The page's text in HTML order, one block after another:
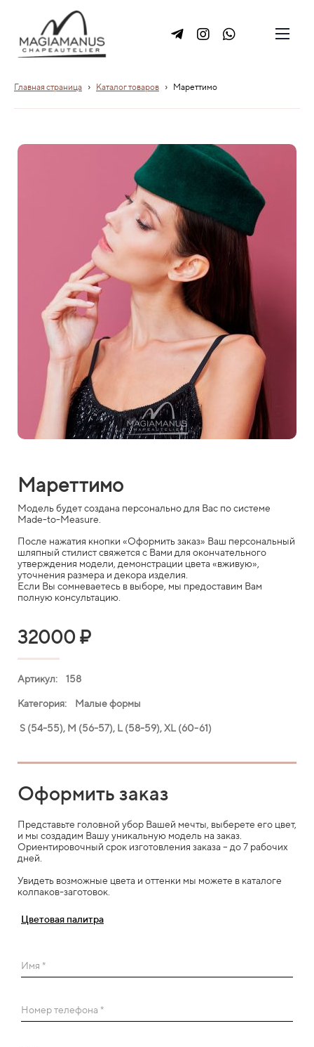
Главная страница › Каталог товаров › Мареттимо
Мареттимо
Модель будет создана персонально для Вас по системе
Made-to-Measure.
После нажатия кнопки «Оформить заказ» Ваш персональный
шляпный стилист свяжется с Вами для окончательного
утверждения модели, демонстрации цвета «вживую»,
уточнения размера и декора изделия.
Если Вы сомневаетесь в выборе, мы предоставим Вам
полную консультацию.
32000₽
Артикул: 158
Категория: Малые формы
S (54-55), M (56-57), L (58-59), XL (60-61)
Оформить заказ
Представьте головной убор Вашей мечты, выберете его цвет,
и мы создадим Вашу уникальную модель на заказ.
Ориентировочный срок изготовления заказа – до 7 рабочих
дней.
Увидеть возможные цвета и оттенки мы можете в каталоге
колпаков-заготовок.
Цветовая палитра
Имя *
Номер телефона *